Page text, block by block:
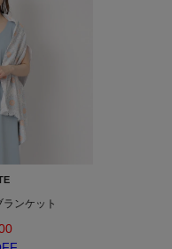
ンケット